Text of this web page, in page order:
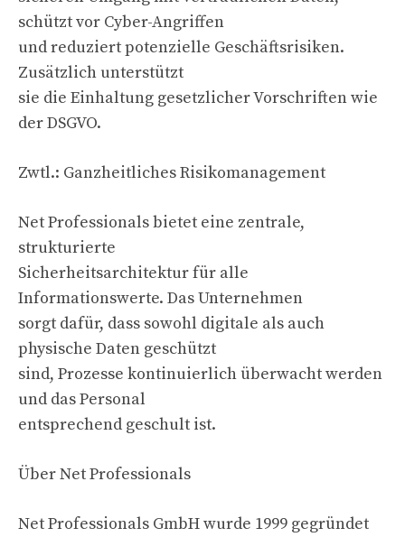
schützt vor Cyber-Angriffen
und reduziert potenzielle Geschäftsrisiken.
Zusätzlich unterstützt
sie die Einhaltung gesetzlicher Vorschriften wie
der DSGVO.
Zwtl.: Ganzheitliches Risikomanagement
Net Professionals bietet eine zentrale,
strukturierte
Sicherheitsarchitektur für alle
Informationswerte. Das Unternehmen
sorgt dafür, dass sowohl digitale als auch
physische Daten geschützt
sind, Prozesse kontinuierlich überwacht werden
und das Personal
entsprechend geschult ist.
Über Net Professionals
Net Professionals GmbH wurde 1999 gegründet